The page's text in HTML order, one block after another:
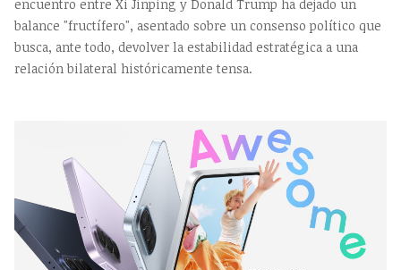
encuentro entre Xi Jinping y Donald Trump ha dejado un
balance "fructífero", asentado sobre un consenso político que
busca, ante todo, devolver la estabilidad estratégica a una
relación bilateral históricamente tensa.